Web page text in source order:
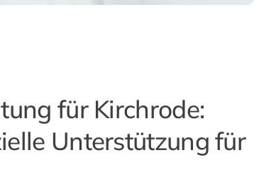
für Kirchrode:
Unterstützung für